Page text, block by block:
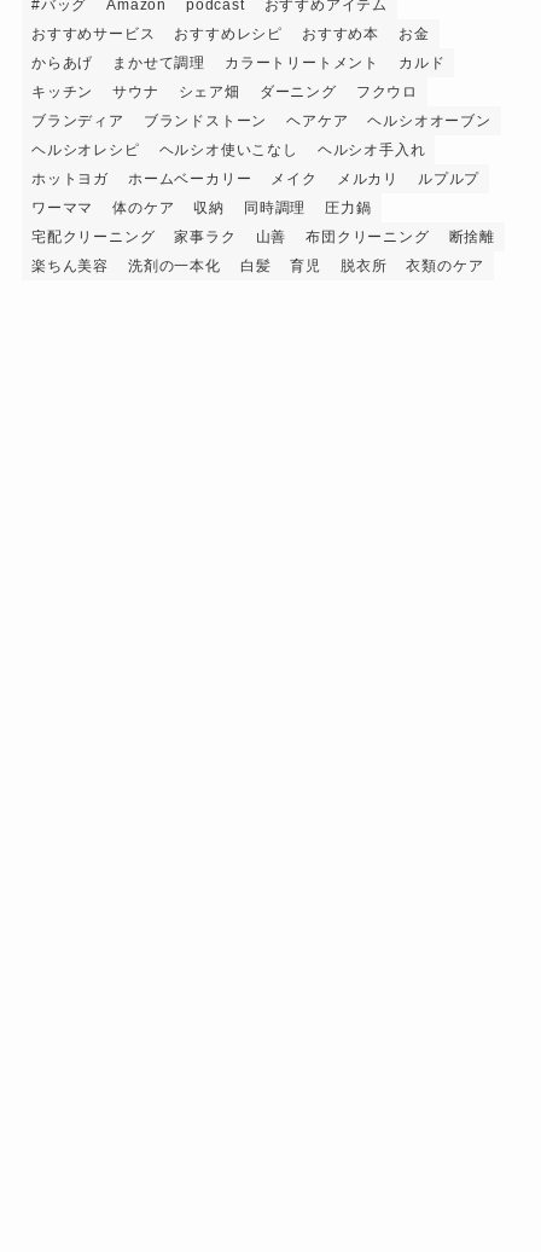
#バッグ Amazon podcast
おすすめアイテム
おすすめサービス
おすすめレシピ おすすめ本
お金
からあげ
まかせて調理 カラートリートメント
カルド
キッチン
サウナ シェア畑 ダーニング
フクウロ
ブランディア
ブランドストーン ヘアケア
ヘルシオオーブン
ヘルシオレシピ
ヘルシオ使いこなし
ヘルシオ手入れ
ホットヨガ
ホームベーカリー メイク メルカリ
ルプルプ
ワーママ
体のケア 収納 同時調理
圧力鍋
宅配クリーニング
家事ラク 山善 布団クリーニング
断捨離
楽ちん美容
洗剤の一本化 白髪 育児 脱衣所 衣類のケア